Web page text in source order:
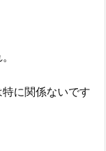
に関係ないです